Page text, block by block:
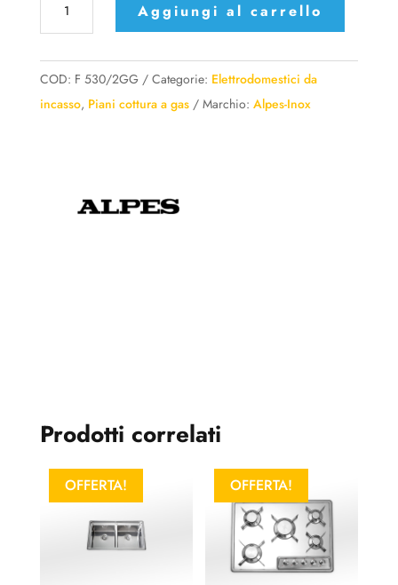
Piano
Cottura
Aggiungi al carrello
COD: F 530/2GG Categorie: Elettrodomestici da
incasso, Piani cottura a gas Marchio: Alpes-Inox
Prodotti correlati
OFFERTA! OFFERTA!